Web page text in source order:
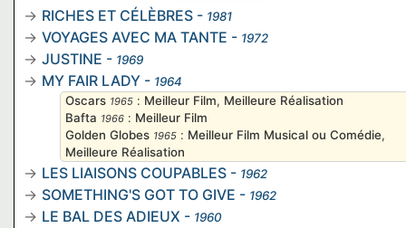
RICHES ET CÉLÈBRES - 1981
VOYAGES AVEC MA TANTE - 1972
JUSTINE - 1969
MY FAIR LADY - 1964
Oscars 1965 : Meilleur Film, Meilleure Réalisation
Bafta 1966 : Meilleur Film
Golden Globes 1965 : Meilleur Film Musical ou Comédie,
Meilleure Réalisation
LES LIAISONS COUPABLES - 1962
SOMETHING'S GOT TO GIVE - 1962
LE BAL DES ADIEUX - 1960